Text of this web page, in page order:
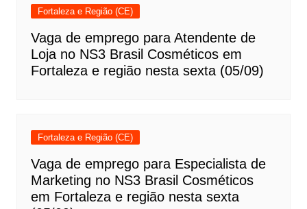
Fortaleza e Região (CE)
Vaga de emprego para Atendente de
Loja no NS3 Brasil Cosméticos em
Fortaleza e região nesta sexta (05/09)
Fortaleza e Região (CE)
Vaga de emprego para Especialista de
Marketing no NS3 Brasil Cosméticos
em Fortaleza e região nesta sexta